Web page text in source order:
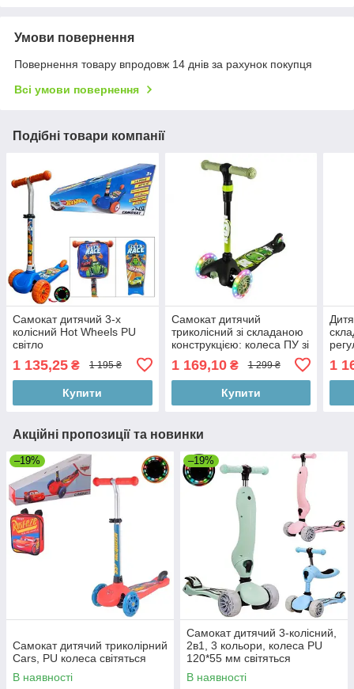
Умови повернення
Повернення товару впродовж 14 днів за рахунок покупця
Всі умови повернення
Подібні товари компанії
Самокат дитячий 3-х
колісний Hot Wheels PU
світло
1 135,25 ₴ 1 195 ₴
Купити
Самокат дитячий
триколісний зі складаною
конструкцією: колеса ПУ зі
світлом LED, регулювання
висоти, до 50кг
1 169,10₴ 1 299 ₴
Купити
1
Акційні пропозиції та новинки
–19%
Самокат дитячий триколірний
Cars, PU колеса світяться
В наявності
–19%
Самокат дитячий 3-колісний,
2в1, 3 кольори, колеса PU
120*55 мм світяться
В наявності